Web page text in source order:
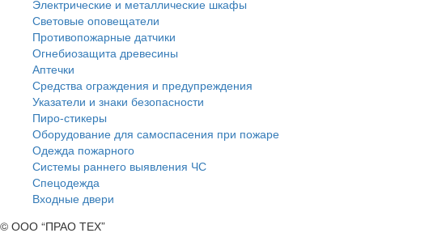
Электрические и металлические шкафы
Световые оповещатели
Противопожарные датчики
Огнебиозащита древесины
Аптечки
Средства ограждения и предупреждения
Указатели и знаки безопасности
Пиро-стикеры
Оборудование для самоспасения при пожаре
Одежда пожарного
Системы раннего выявления ЧС
Спецодежда
Входные двери
© ООО “ПРАО ТЕХ”